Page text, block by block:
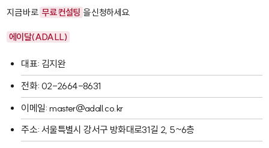
지금 바로 무료 컨설팅 을 신청하세요.
에이달(ADALL)
대표: 김지완
전화: 02-2664-8631
이메일: master@adall.co.kr
주소: 서울특별시 강서구 방화대로31길 2, 5~6층